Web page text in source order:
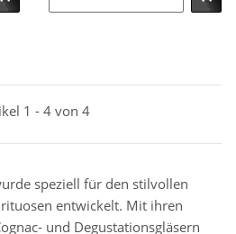
1 - 4 von 4
speziell für den stilvollen
entwickelt. Mit ihren
und Degustationsgläsern